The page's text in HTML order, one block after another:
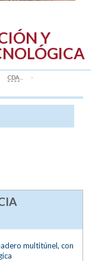
Y
CDA
multitúnel, con